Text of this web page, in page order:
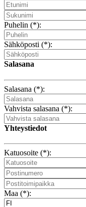
Puhelin (*):
Sähköposti (*):
Salasana
Salasana (*):
Vahvista salasana (*):
Yhteystiedot
Katuosoite (*):
Maa (*):